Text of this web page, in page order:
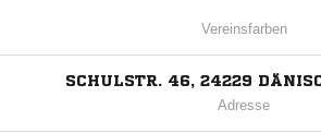
Vereinsfarben
SCHULSTR. 46, 24229
Adresse